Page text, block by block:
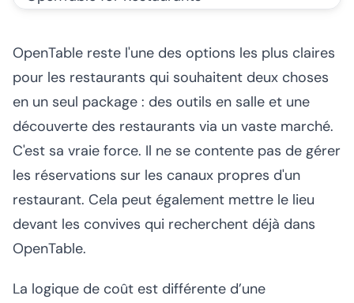
OpenTable reste l'une des options les plus claires
pour les restaurants qui souhaitent deux choses
en un seul package : des outils en salle et une
découverte des restaurants via un vaste marché.
C'est sa vraie force. Il ne se contente pas de gérer
les réservations sur les canaux propres d'un
restaurant. Cela peut également mettre le lieu
devant les convives qui recherchent déjà dans
OpenTable.
La logique de coût est différente d’une